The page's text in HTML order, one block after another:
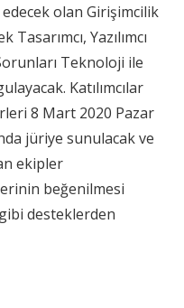
olan Girişimcilik
Tasarımcı, Yazılımcı
Teknoloji ile
Katılımcılar
8 Mart 2020 Pazar
jüriye sunulacak ve
ekipler
beğenilmesi
desteklerden